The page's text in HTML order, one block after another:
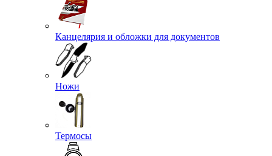
Канцелярия и обложки для документов
Ножи
Термосы